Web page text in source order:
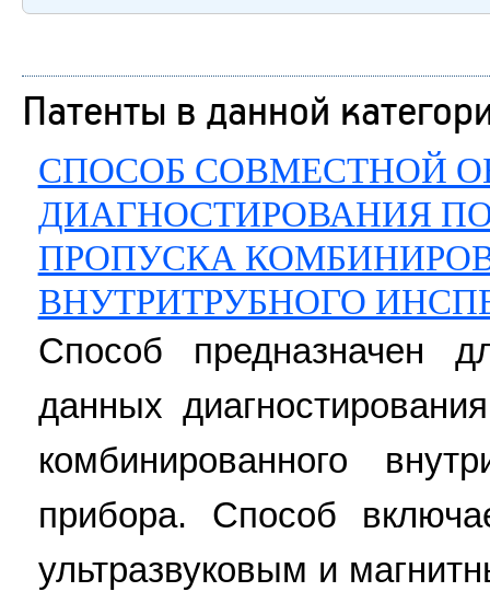
Патенты в данной
СПОСОБ СОВМЕСТНОЙ
ДИАГНОСТИРОВАНИЯ ПО
ПРОПУСКА
ВНУТРИТРУБНОГО
Способ предназначен
данных
комбинированного
прибора. Способ
ультразвуковым и